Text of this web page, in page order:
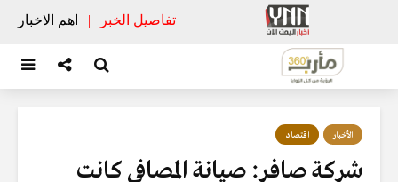
تفاصيل الخبر | اهم الاخبار